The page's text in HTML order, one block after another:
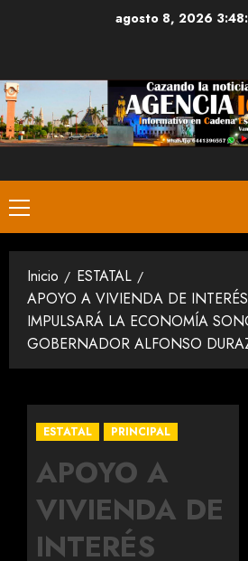
agosto 8, 2026
Menú
principal
Inicio
ESTATAL
APOYO A VIVIENDA DE
IMPULSARÁ LA ECONOMÍA
GOBERNADOR ALFONSO
ESTATAL PRINCIPAL
APOYO A
VIVIENDA DE
INTERÉS